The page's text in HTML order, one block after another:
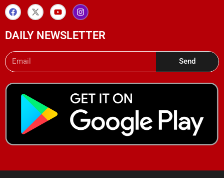
DAILY NEWSLETTER
Send